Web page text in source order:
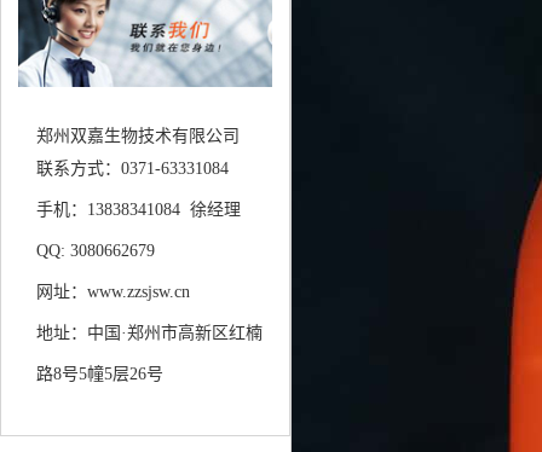
郑州双嘉生物技术有限公司
联系方式：0371-63331084
手机：13838341084 徐经理
QQ: 3080662679
网址：www.zzsjsw.cn
地址：中国·郑州市高新区红楠
路8号5幢5层26号